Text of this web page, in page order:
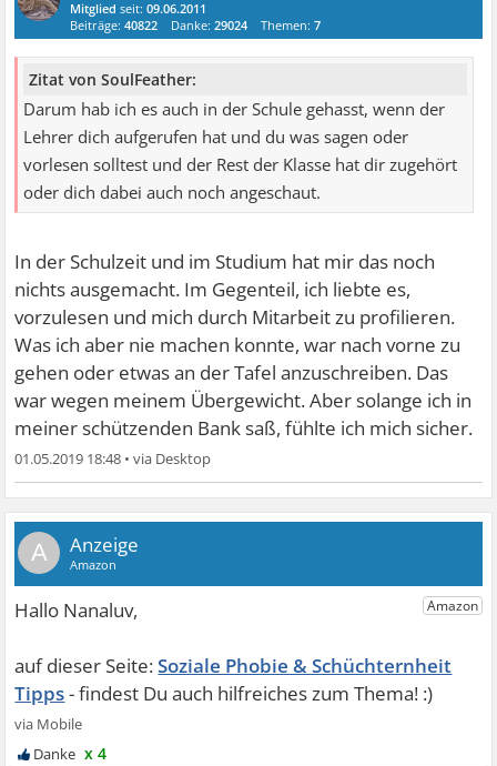
Mitglied seit:09.06.2011
Beiträge:40822 Danke:29024 Themen:7
Zitat von SoulFeather:
Darum hab ich es auch in der Schule gehasst, wenn der
Lehrer dich aufgerufen hat und du was sagen oder
vorlesen solltest und der Rest der Klasse hat dir zugehört
oder dich dabei auch noch angeschaut.
In der Schulzeit und im Studium hat mir das noch
nichts ausgemacht. Im Gegenteil, ich liebte es,
vorzulesen und mich durch Mitarbeit zu profilieren.
Was ich aber nie machen konnte, war nach vorne zu
gehen oder etwas an der Tafel anzuschreiben. Das
war wegen meinem Übergewicht. Aber solange ich in
meiner schützenden Bank saß, fühlte ich mich sicher.
01.05.2019 18:48 •
A
Soziale Phobie & Schüchternheit
Tipps
x 4